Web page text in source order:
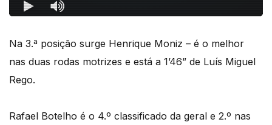
Na 3.ª posição surge Henrique Moniz – é o melhor
nas duas rodas motrizes e está a 1’46” de Luís Miguel
Rego.
Rafael Botelho é o 4.º classificado da geral e 2.º nas